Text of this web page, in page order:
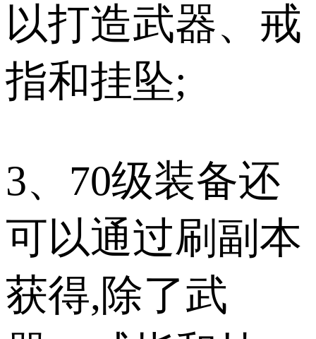
以打造武器、戒
指和挂坠;
3、70级装备还
可以通过刷副本
获得,除了武